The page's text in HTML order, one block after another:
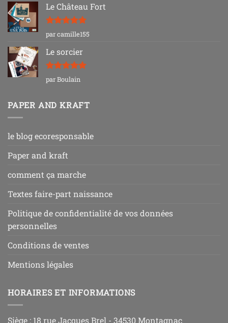
Le Château Fort
Note5sur
5
par camille155
Le sorcier
Note5sur
5
par Boulain
PAPER AND KRAFT
le blog ecoresponsable
Paper and kraft
comment ça marche
Textes faire-part naissance
Politique de confidentialité de vos données
personnelles
Conditions de ventes
Mentions légales
HORAIRES ET INFORMATIONS
Siège : 18 rue Jacques Brel - 34530 Montagnac